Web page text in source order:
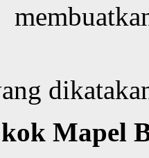
Mapel